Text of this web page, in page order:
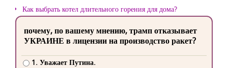
Как выбрать котел длительного горения для дома?
почему, по вашему мнению, трамп отказывает
УКРАИНЕ в лицензии на производство ракет?
1. Уважает Путина.